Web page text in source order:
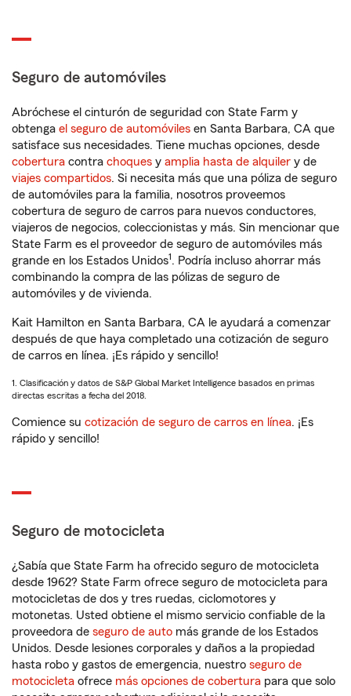
Seguro de automóviles
Abróchese el cinturón de seguridad con State Farm y
obtenga el seguro de automóviles en Santa Barbara, CA que
satisface sus necesidades. Tiene muchas opciones, desde
cobertura contra choques y amplia hasta de alquiler y de
viajes compartidos. Si necesita más que una póliza de seguro
de automóviles para la familia, nosotros proveemos
cobertura de seguro de carros para nuevos conductores,
viajeros de negocios, coleccionistas y más. Sin mencionar que
State Farm es el proveedor de seguro de automóviles más
grande en los Estados Unidos1. Podría incluso ahorrar más
combinando la compra de las pólizas de seguro de
automóviles y de vivienda.
Kait Hamilton en Santa Barbara, CA le ayudará a comenzar
después de que haya completado una cotización de seguro
de carros en línea. ¡Es rápido y sencillo!
1. Clasificación y datos de S&P Global Market Intelligence basados en primas
directas escritas a fecha del 2018.
Comience su cotización de seguro de carros en línea. ¡Es
rápido y sencillo!
Seguro de motocicleta
¿Sabía que State Farm ha ofrecido seguro de motocicleta
desde 1962? State Farm ofrece seguro de motocicleta para
motocicletas de dos y tres ruedas, ciclomotores y
motonetas. Usted obtiene el mismo servicio confiable de la
proveedora de seguro de auto más grande de los Estados
Unidos. Desde lesiones corporales y daños a la propiedad
hasta robo y gastos de emergencia, nuestro seguro de
motocicleta ofrece más opciones de cobertura para que solo